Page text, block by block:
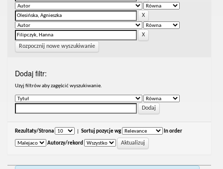
Rozpocznij nowe wyszukiwanie
Dodaj filtr:
Uzyj filtrów aby zagęścić wyszukiwanie.
Rezultaty/Strona Sortuj pozycje wg In order
Autorzy/rekord